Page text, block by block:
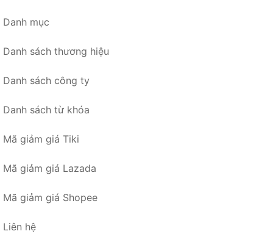
Danh mục
Danh sách thương hiệu
Danh sách công ty
Danh sách từ khóa
Mã giảm giá Tiki
Mã giảm giá Lazada
Mã giảm giá Shopee
Liên hệ